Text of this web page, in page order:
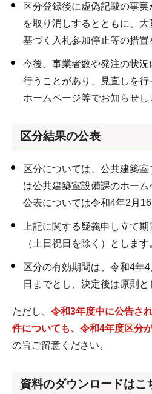
区分登録後に虚偽記載の事
を取り消しするとともに、
基づく入札参加停止等の措置
今後、事業者数や発注の状
行うことがあり、見直しを
ホームページ等でお知らせし
区分結果の公表
区分については、公共建築
は公共建築室設備課のホーム
公表については令和4年2月
上記に関する疑義申し立て
（土日祝日を除く）とします
区分の有効期間は、令和4年
日までとし、決定後は原則と
ただし、 令和3年度中に公告さ
件についても、令和4年度区分
の旨ご留意ください。
資料のダウンロードはこ